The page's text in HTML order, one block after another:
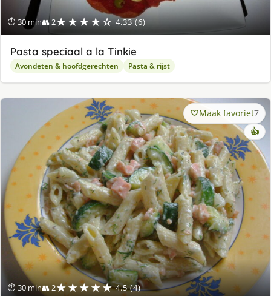
⏱ 30 min👥 2★★★★☆ 4.33 (6)
Pasta speciaal a la Tinkie
Avondeten & hoofdgerechten Pasta & rijst
⏱ 30 min👥 2★★★★★ 4.5 (4)
Maak favoriet7
👍